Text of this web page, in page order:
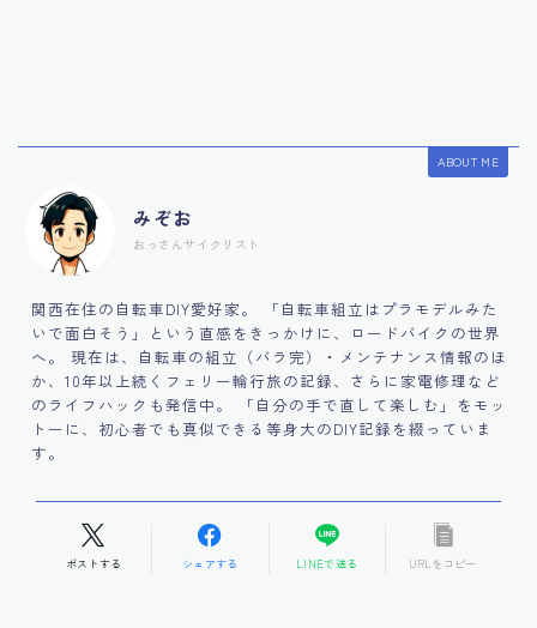
ABOUT ME
みぞお
おっさんサイクリスト
関西在住の自転車DIY愛好家。 「自転車組立はプラモデルみた
いで面白そう」という直感をきっかけに、ロードバイクの世界
へ。 現在は、自転車の組立（バラ完）・メンテナンス情報のほ
か、10年以上続くフェリー輪行旅の記録、さらに家電修理など
のライフハックも発信中。 「自分の手で直して楽しむ」をモッ
トーに、初心者でも真似できる等身大のDIY記録を綴っていま
す。
ポストする シェアする LINEで送る URLをコピー